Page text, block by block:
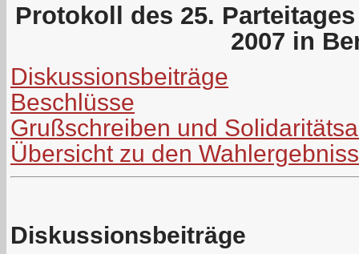
Protokoll des 25.
2007 in
Diskussionsbeiträge
Beschlüsse
Grußschreiben und
Übersicht zu den
Diskussionsbeiträge